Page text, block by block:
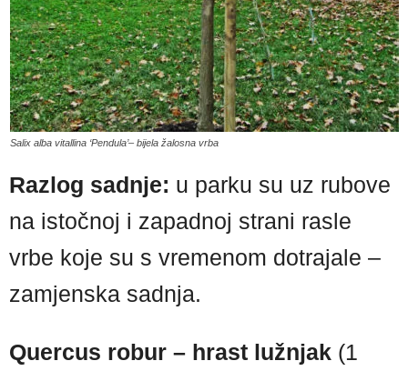
Salix alba vitallina ‘Pendula’– bijela žalosna vrba
Razlog sadnje: u parku su uz rubove
na istočnoj i zapadnoj strani rasle
vrbe koje su s vremenom dotrajale –
zamjenska sadnja.
Quercus robur – hrast lužnjak (1